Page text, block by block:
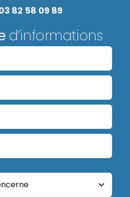
82 58 09 89
d’informations